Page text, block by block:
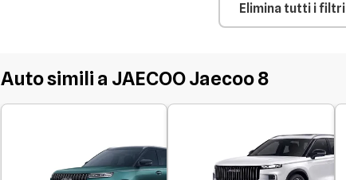
Elimina tutti i filtri
Auto simili a JAECOO Jaecoo 8